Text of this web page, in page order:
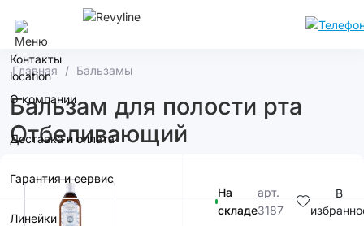
Контакты
О компании
Доставка и оплата
Гарантия и сервис
Линейки
Главная Бальзамы
Бальзам для полости рта
Отбеливающий
На
складе
арт.
3187
В